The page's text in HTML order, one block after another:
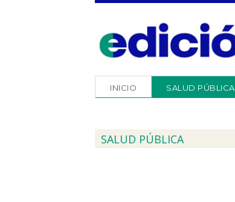
INICIO SALUD PÚBLICA
SALUD PÚBLICA